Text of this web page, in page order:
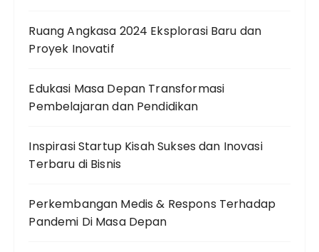
Ruang Angkasa 2024 Eksplorasi Baru dan
Proyek Inovatif
Edukasi Masa Depan Transformasi
Pembelajaran dan Pendidikan
Inspirasi Startup Kisah Sukses dan Inovasi
Terbaru di Bisnis
Perkembangan Medis & Respons Terhadap
Pandemi Di Masa Depan